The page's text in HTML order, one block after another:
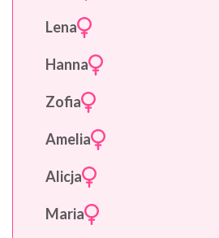
Lena
Hanna
Zofia
Amelia
Alicja
Maria